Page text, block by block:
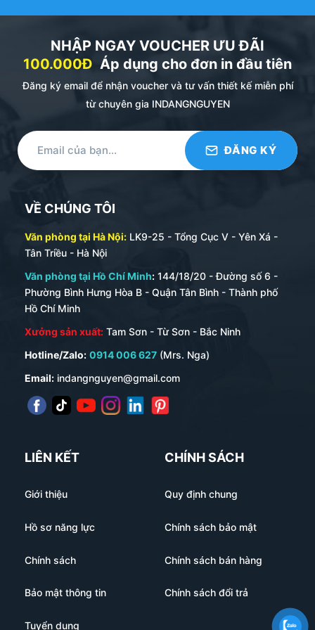
dụng. Nếu đã có sẵn ruột hoặc sử dụng là ruột cũ
cũng có thể làm tương tự.
– Đối với các cuốn menu bìa da dán gáy keo nhiệt
hoặc ép lá trực tiếp. Xưởng in sẽ tiến hành hoàn thiện
– Cách bảo quản bìa menu da được bền đẹp là vệ sinh
sạch sẽ sau khi sử dụng. Không để dầu mỡ, thức ăn
bề mặt.
– Bảo quản nơi khô ráo, thoáng mát, tránh nhiệt độ
cao, ánh nắng trực tiếp.
– Lâu chùi bằng khăn mềm ẩm, sau đó lau lại bằng
khăn khô.
số lượng đặt hàng.
0/5(0 Reviews)
NHẬP NGAY VOUCHER ƯU ĐÃI
100.000Đ Áp dụng cho đơn in đầu tiên
Đăng ký email để nhận voucher và tư vấn thiết kế miễn phí
từ chuyên gia INDANGNGUYEN
VỀ CHÚNG TÔI
Văn phòng tại Hà Nội: LK9-25 - Tổng Cục V - Yên Xá -
Tân Triều - Hà Nội
Văn phòng tại Hồ Chí Minh: 144/18/20 - Đường số 6 -
Phường Bình Hưng Hòa B - Quận Tân Bình - Thành phố
Hồ Chí Minh
Xưởng sản xuất: Tam Sơn - Từ Sơn - Bắc Ninh
Hotline/Zalo: 0914 006 627 (Mrs. Nga)
Email: indangnguyen@gmail.com
LIÊN KẾT
Giới thiệu
Hồ sơ năng lực
Chính sách
Bảo mật thông tin
Tuyển dụng
CHÍNH SÁCH
Quy định chung
Chính sách bảo mật
Chính sách bán hàng
Chính sách đổi trả